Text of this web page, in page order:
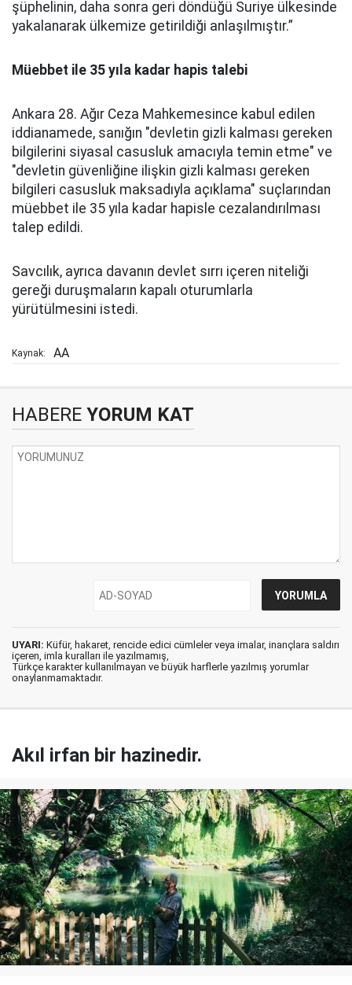
şüphelinin, daha sonra geri döndüğü Suriye ülkesinde
yakalanarak ülkemize getirildiği anlaşılmıştır.”
Müebbet ile 35 yıla kadar hapis talebi
Ankara 28. Ağır Ceza Mahkemesince kabul edilen
iddianamede, sanığın "devletin gizli kalması gereken
bilgilerini siyasal casusluk amacıyla temin etme" ve
"devletin güvenliğine ilişkin gizli kalması gereken
bilgileri casusluk maksadıyla açıklama" suçlarından
müebbet ile 35 yıla kadar hapisle cezalandırılması
talep edildi.
Savcılık, ayrıca davanın devlet sırrı içeren niteliği
gereği duruşmaların kapalı oturumlarla
yürütülmesini istedi.
Kaynak: AA
HABERE YORUM KAT
UYARI: Küfür, hakaret, rencide edici cümleler veya imalar, inançlara saldırı
içeren, imla kuralları ile yazılmamış,
Türkçe karakter kullanılmayan ve büyük harflerle yazılmış yorumlar
onaylanmamaktadır.
Akıl irfan bir hazinedir.